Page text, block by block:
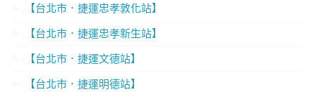
【台北市．捷運忠孝敦化站】
【台北市．捷運忠孝新生站】
【台北市．捷運文德站】
【台北市．捷運明德站】